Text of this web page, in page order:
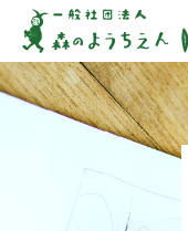
はっぴーについて
はっぴーの保育
お知らせ